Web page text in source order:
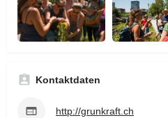
Kontaktdaten
http://grunkraft.ch